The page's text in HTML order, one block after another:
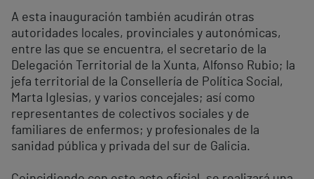
A esta inauguración también acudirán otras
autoridades locales, provinciales y autonómicas,
entre las que se encuentra, el secretario de la
Delegación Territorial de la Xunta, Alfonso Rubio; la
jefa territorial de la Consellería de Política Social,
Marta Iglesias, y varios concejales; así como
representantes de colectivos sociales y de
familiares de enfermos; y profesionales de la
sanidad pública y privada del sur de Galicia.